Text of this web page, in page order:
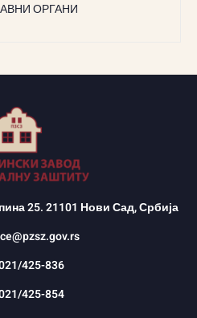
ОРГАНИ
25. 21101 Нови Сад, Србија
425-836
425-854